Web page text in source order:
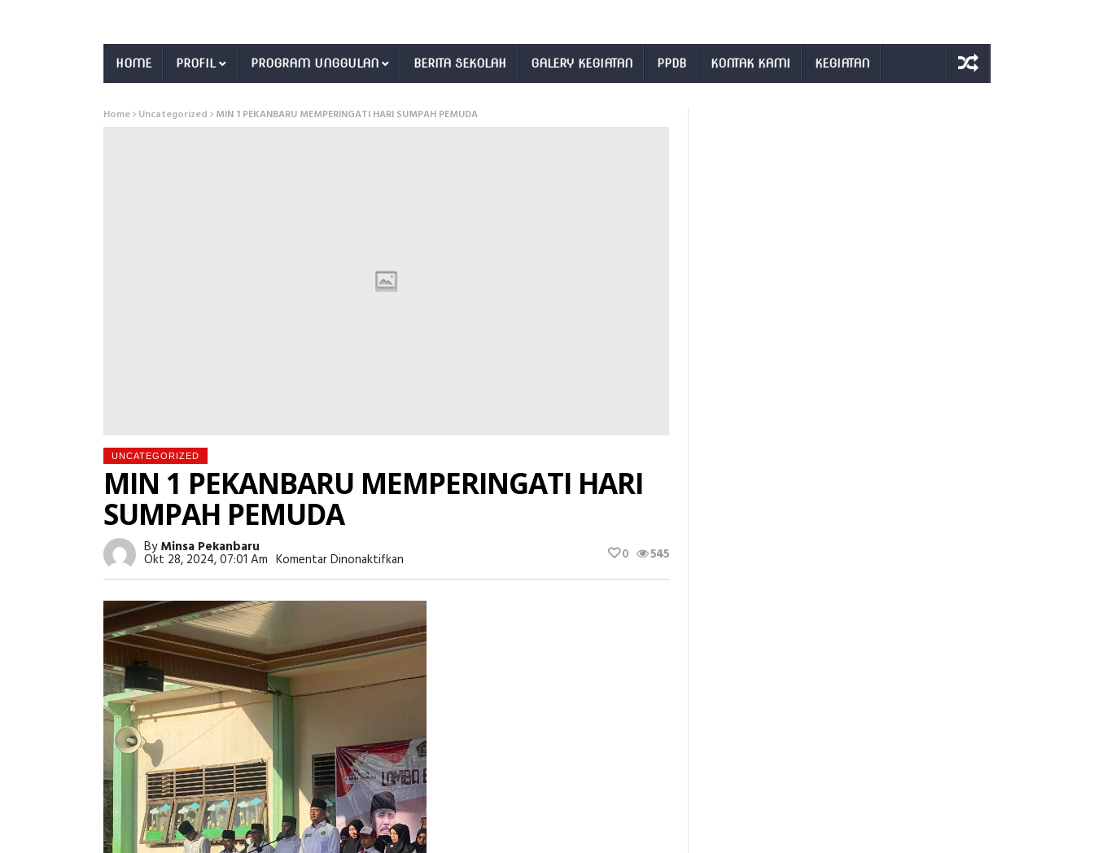
HOME PROFIL PROGRAM UNGGULAN BERITA SEKOLAH GALERY KEGIATAN PPDB KONTAK KAMI KEGIATAN
Home Uncategorized MIN 1 PEKANBARU MEMPERINGATI HARI SUMPAH PEMUDA
UNCATEGORIZED
MIN 1 PEKANBARU MEMPERINGATI HARI
SUMPAH PEMUDA
ByMinsa Pekanbaru
Okt 28, 2024, 07:01 Am Komentar Dinonaktifkan
1
PEKANBARU
HARI
SUMPAH
PEMUDA
545
0